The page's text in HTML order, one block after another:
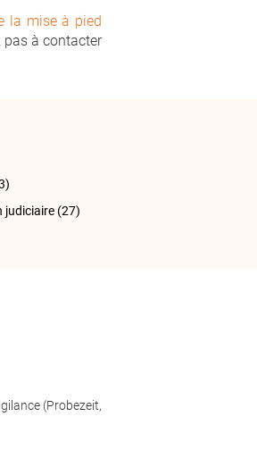
la mise à pied
pas à contacter
judiciaire (27)
(Probezeit,